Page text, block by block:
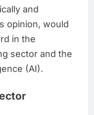
and
opinion, would
in the
sector and the
(AI).